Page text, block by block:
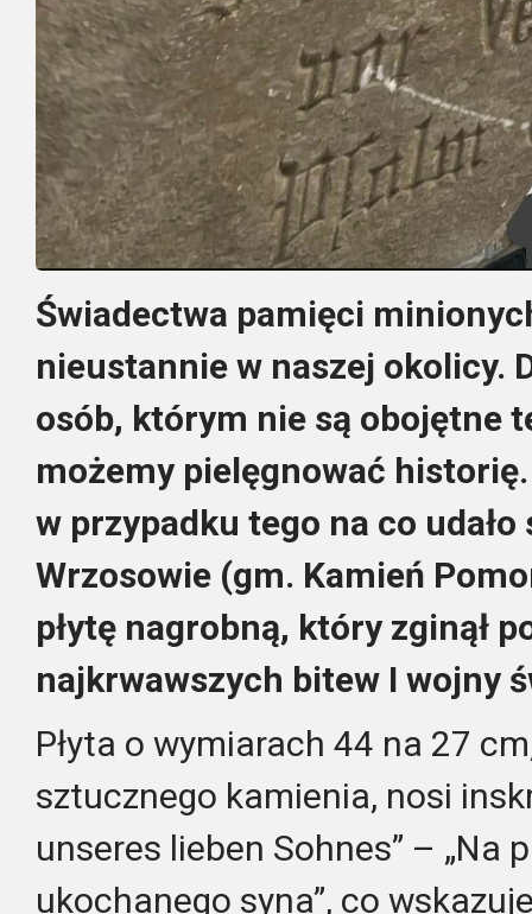
Świadectwa pamięci
nieustannie w naszej okolicy.
osób, którym nie są obojętne
możemy pielęgnować
w przypadku tego na co
Wrzosowie (gm. Kamień
płytę nagrobną, który zginął
najkrwawszych bitew I wojny
Płyta o wymiarach 44 na 27
sztucznego kamienia, nosi
unseres lieben Sohnes” – „Na
ukochanego syna”, co